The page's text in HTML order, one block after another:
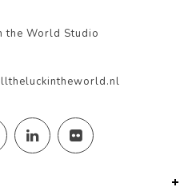
the World Studio